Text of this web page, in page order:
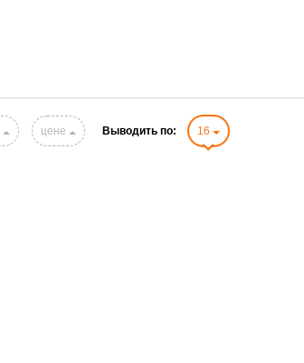
цене Выводить по: 16